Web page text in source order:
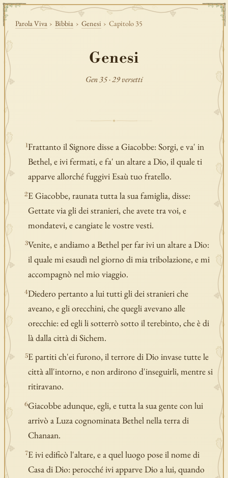
Parola Viva › Bibbia › Genesi › Capitolo 35
Genesi
Gen 35 · 29 versetti
1Frattanto il Signore disse a Giacobbe: Sorgi, e va' in
Bethel, e ivi fermati, e fa' un altare a Dio, il quale ti
apparve allorché fuggivi Esaù tuo fratello.
2E Giacobbe, raunata tutta la sua famiglia, disse:
Gettate via gli dei stranieri, che avete tra voi, e
mondatevi, e cangiate le vostre vesti.
3Venite, e andiamo a Bethel per far ivi un altare a Dio:
il quale mi esaudì nel giorno di mia tribolazione, e mi
accompagnò nel mio viaggio.
4Diedero pertanto a lui tutti gli dei stranieri che
aveano, e gli orecchini, che quegli avevano alle
orecchie: ed egli li sotterrò sotto il terebinto, che è di
là dalla città di Sichem.
5E partiti ch'ei furono, il terrore di Dio invase tutte le
città all'intorno, e non ardirono d'inseguirli, mentre si
ritiravano.
6Giacobbe adunque, egli, e tutta la sua gente con lui
arrivò a Luza cognominata Bethel nella terra di
Chanaan.
7E ivi edificò l'altare, e a quel luogo pose il nome di
Casa di Dio: perocché ivi apparve Dio a lui, quando